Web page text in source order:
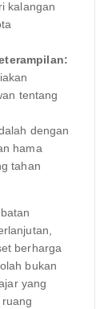
kalangan
tentang
dengan
hama
tahan
berharga
bukan
yang